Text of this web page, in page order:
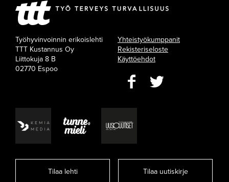
Työhyvinvoinnin erikoislehti
TTT Kustannus Oy
Liittokuja 8 B
02770 Espoo
Yhteistyökumppanit
Rekisteriseloste
Käyttöehdot
Tilaa lehti Tilaa uutiskirje